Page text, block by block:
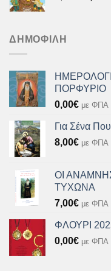
ΔΗΜΟΦΙΛΉ
ΠΟΡΦΥΡΙΟ
0,00€ με ΦΠΑ
Για Σένα
8,00€ με ΦΠΑ
ΟΙ
ΤΥΧΩΝΑ
7,00€ με ΦΠΑ
ΦΛΟΥΡΙ
0,00€ με ΦΠΑ